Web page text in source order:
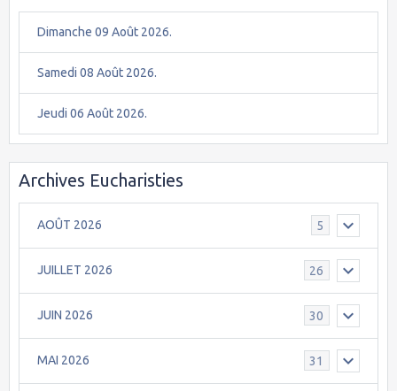
Dimanche 09 Août 2026.
Samedi 08 Août 2026.
Jeudi 06 Août 2026.
Archives Eucharisties
AOÛT 2026 5
JUILLET 2026 26
JUIN 2026 30
MAI 2026 31